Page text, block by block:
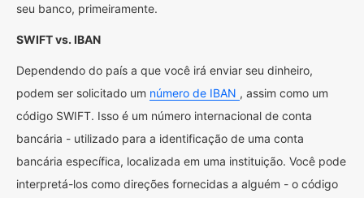
seu banco, primeiramente.
SWIFT vs. IBAN
Dependendo do país a que você irá enviar seu dinheiro,
podem ser solicitado um número de IBAN , assim como um
código SWIFT. Isso é um número internacional de conta
bancária - utilizado para a identificação de uma conta
bancária específica, localizada em uma instituição. Você pode
interpretá-los como direções fornecidas a alguém - o código